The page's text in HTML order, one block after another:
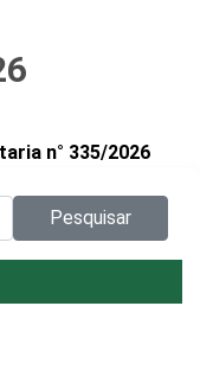
n° 335/2026
Pesquisar